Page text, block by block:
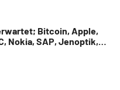
Bitcoin, Apple,
Nokia, SAP, Jenoptik,